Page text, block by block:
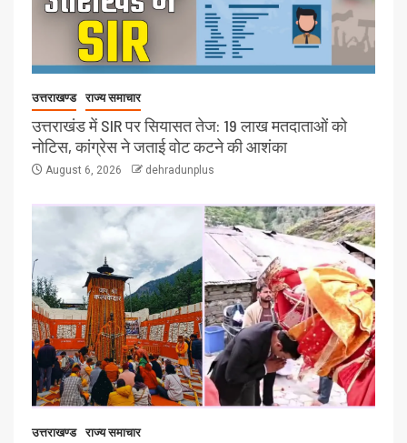
उत्तराखण्ड राज्य समाचार
उत्तराखंड में SIR पर सियासत तेज: 19 लाख मतदाताओं को
नोटिस, कांग्रेस ने जताई वोट कटने की आशंका
August 6, 2026 dehradunplus
उत्तराखण्ड राज्य समाचार